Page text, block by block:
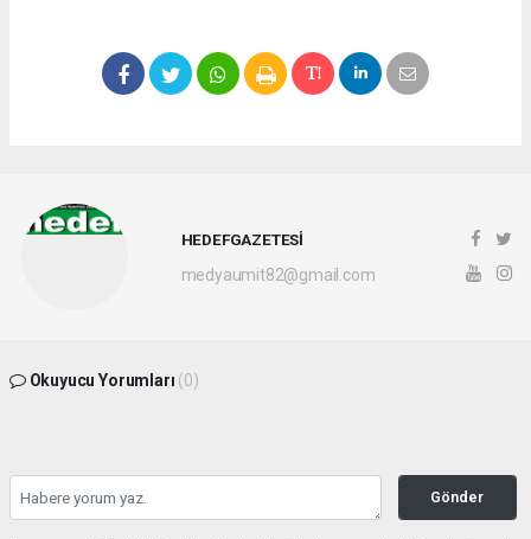
HEDEFGAZETESİ
medyaumit82@gmail.com
Okuyucu Yorumları (0)
Gönder